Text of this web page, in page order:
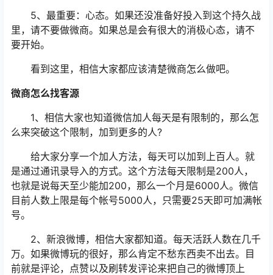
5、最重要：心态。如果还没准备好投入到这个持久战
里，请不要做微商。如果总是会有很大的消极心态，请不
要开始。
看到这里，相信大家都应该清楚微商怎么做吧。
微商怎么找客源
1、相信大家也知道微信加人每天是有限制的，那么怎
么来突破这个限制，加到更多的人?
给大家分享一个加人方法，每天可以加到上百人。就
是通过通讯录导入的方式。这个方法每天限制是200人，
也就是说每天至少能加200，那么一个月是6000人。微信
目前人数上限是每个帐号5000人，只需要25天即可加满帐
号。
2、新浪微博，相信大家都知道。每天活跃人数在几千
万。如果微博玩的很好，那么肯定不愁东西卖不出去。目
前就是评论，点赞以及刷转发评论来把自己的微博顶上